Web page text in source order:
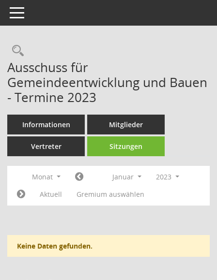
Toggle navigation
Rechercheauswahl
Ausschuss für
Gemeindeentwicklung und Bauen
- Termine 2023
Informationen Mitglieder
Vertreter Sitzungen
Monat Januar
2023
Aktuell
Gremium auswählen
Keine Daten gefunden.